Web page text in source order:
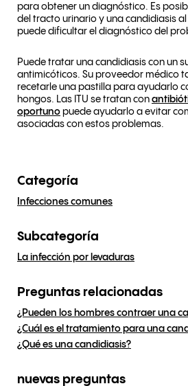
para obtener un diagnóstico. Es
del tracto urinario y una candidiasis
puede dificultar el diagnóstico del
Puede tratar una candidiasis con un
antimicóticos. Su proveedor médico
recetarle una pastilla para ayudarlo
hongos. Las ITU se tratan con
oportuno puede ayudarlo a evitar
asociadas con estos problemas.
Categoría
Infecciones comunes
Subcategoría
La infección por levaduras
Preguntas relacionadas
¿Pueden los hombres contraer una
¿Cuál es el tratamiento para una
¿Qué es una candidiasis?
nuevas preguntas